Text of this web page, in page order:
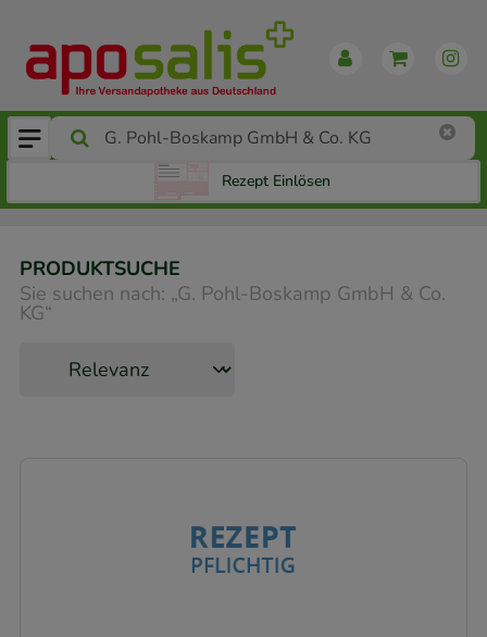
Rezept Einlösen
PRODUKTSUCHE
Sie suchen nach: „G. Pohl-Boskamp GmbH & Co.
KG“